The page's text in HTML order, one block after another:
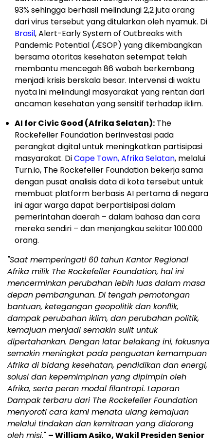
93% sehingga berhasil melindungi 2,2 juta orang
dari virus tersebut yang ditularkan oleh nyamuk. Di
Brasil, Alert-Early System of Outbreaks with
Pandemic Potential (ÆSOP) yang dikembangkan
bersama otoritas kesehatan setempat telah
membantu mencegah 86 wabah berkembang
menjadi krisis berskala besar. Intervensi di waktu
nyata ini melindungi masyarakat yang rentan dari
ancaman kesehatan yang sensitif terhadap iklim.
AI for Civic Good (Afrika Selatan): The
Rockefeller Foundation berinvestasi pada
perangkat digital untuk meningkatkan partisipasi
masyarakat. DiCape Town, Afrika Selatan, melalui
Turn.io, The Rockefeller Foundation bekerja sama
dengan pusat analisis data di kota tersebut untuk
membuat platform berbasis AI pertama di negara
ini agar warga dapat berpartisipasi dalam
pemerintahan daerah – dalam bahasa dan cara
mereka sendiri – dan menjangkau sekitar 100.000
orang.
"Saat memperingati 60 tahun Kantor Regional
Afrika milik The Rockefeller Foundation, hal ini
mencerminkan perubahan lebih luas dalam masa
depan pembangunan. Di tengah pemotongan
bantuan, ketegangan geopolitik dan konflik,
dampak perubahan iklim, dan perubahan politik,
kemajuan menjadi semakin sulit untuk
dipertahankan. Dengan latar belakang ini, fokusnya
semakin meningkat pada penguatan kemampuan
Afrika di bidang kesehatan, pendidikan dan energi,
solusi dan kepemimpinan yang dipimpin oleh
Afrika, serta peran modal filantropi. Laporan
Dampak terbaru dari The Rockefeller Foundation
menyoroti cara kami menata ulang kemajuan
melalui tindakan dan kemitraan yang didorong
oleh misi." – William Asiko, Wakil Presiden Senior